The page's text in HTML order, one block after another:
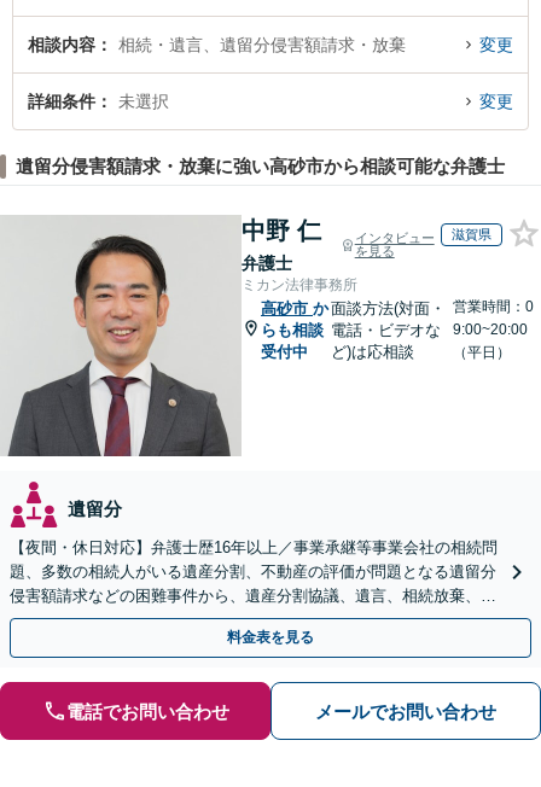
きる高砂市内の弁護士に相談予約したい』などでお困りの相談者さんにおすす
めです。
相談内容 相続・遺言、遺留分侵害額請求・放棄 変更
詳細条件 未選択 変更
遺留分侵害額請求・放棄に強い高砂市から相談可能な弁護士
中野 仁
弁護士
インタビュー
を見る
滋賀県
ミカン法律事務所
高砂市 か
らも相談
受付中
面談方法(対面・
電話・ビデオな
ど)は応相談
営業時間：0
9:00~20:00
（平日）
遺留分
【夜間・休日対応】弁護士歴16年以上／事業承継等事業会社の相続問
題、多数の相続人がいる遺産分割、不動産の評価が問題となる遺留分
侵害額請求などの困難事件から、遺産分割協議、遺言、相続放棄、使
途不明金の調査まで、全般の経験豊富【JR草津駅2分】
料金表を見る
電話でお問い合わせ メールでお問い合わせ